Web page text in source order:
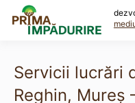
content
Servicii lucrări
Reghin, Mureș